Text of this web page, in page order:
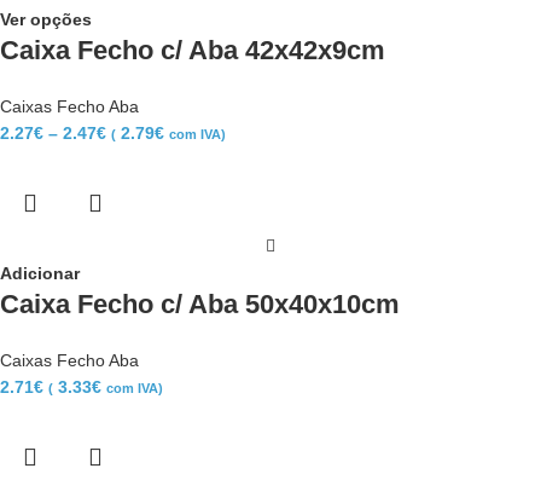
Ver opções
Caixa Fecho c/ Aba 42x42x9cm
Caixas Fecho Aba
2.27€ – 2.47€ ( 2.79€ com IVA)
Adicionar
Caixa Fecho c/ Aba 50x40x10cm
Caixas Fecho Aba
2.71€ ( 3.33€ com IVA)